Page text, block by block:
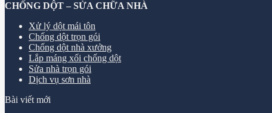
CHỐNG DỘT – SỬA CHỮA NHÀ
Xử lý dột mái tôn
Chống dột trọn gói
Chống dột nhà xưởng
Lắp máng xối chống dột
Sửa nhà trọn gói
Dịch vụ sơn nhà
Bài viết mới